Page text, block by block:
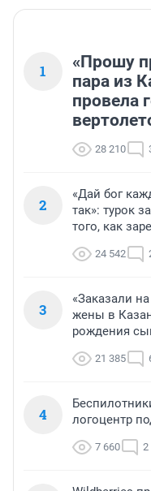
1
«Прошу
пара из
провела
28 210
2
«Дай бог
так»: турок
того, как
24 542
3
«Заказали
жены в
рождения
21 385
4
логоцентр
7 660 2